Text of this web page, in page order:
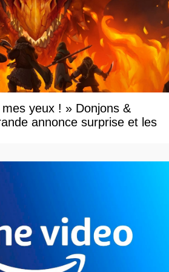
yeux ! » Donjons &
annonce surprise et les